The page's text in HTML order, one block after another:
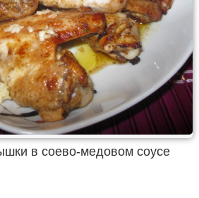
в соево-медовом соусе